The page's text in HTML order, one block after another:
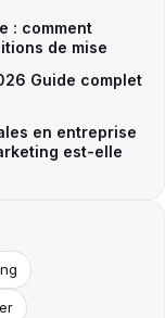
: comment
de mise
Guide complet
en entreprise
est-elle